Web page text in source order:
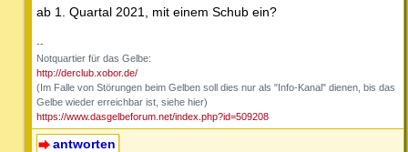
ab 1. Quartal 2021, mit einem Schub ein?
--
Notquartier für das Gelbe:
http://derclub.xobor.de/
(Im Falle von Störungen beim Gelben soll dies nur als "Info-Kanal" dienen, bis das
Gelbe wieder erreichbar ist, siehe hier)
https://www.dasgelbeforum.net/index.php?id=509208
antworten